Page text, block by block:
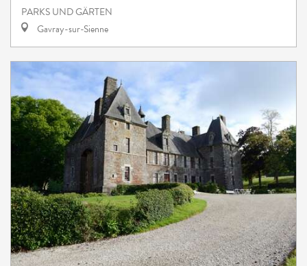
PARKS UND GÄRTEN
Gavray-sur-Sienne